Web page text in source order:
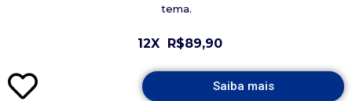
tema.
12X R$89,90
Saiba mais